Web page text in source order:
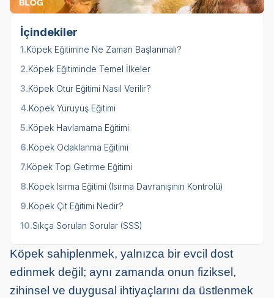
İçindekiler
1.Köpek Eğitimine Ne Zaman Başlanmalı?
2.Köpek Eğitiminde Temel İlkeler
3.Köpek Otur Eğitimi Nasıl Verilir?
4.Köpek Yürüyüş Eğitimi
5.Köpek Havlamama Eğitimi
6.Köpek Odaklanma Eğitimi
7.Köpek Top Getirme Eğitimi
8.Köpek Isırma Eğitimi (Isırma Davranışının Kontrolü)
9.Köpek Çit Eğitimi Nedir?
10.Sıkça Sorulan Sorular (SSS)
Köpek sahiplenmek, yalnızca bir evcil dost
edinmek değil; aynı zamanda onun fiziksel,
zihinsel ve duygusal ihtiyaçlarını da üstlenmek